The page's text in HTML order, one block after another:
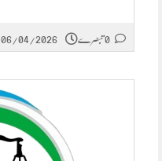
06/04/2026